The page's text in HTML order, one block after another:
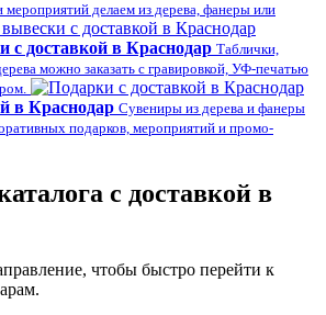
мероприятий делаем из дерева, фанеры или
с доставкой в Краснодар Таблички,
можно заказать с гравировкой, УФ-печатью
в Краснодар Сувениры из дерева и фанеры
подарков, мероприятий и промо-
с доставкой в
чтобы быстро перейти к